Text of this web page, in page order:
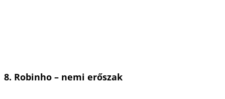
8. Robinho – nemi erőszak